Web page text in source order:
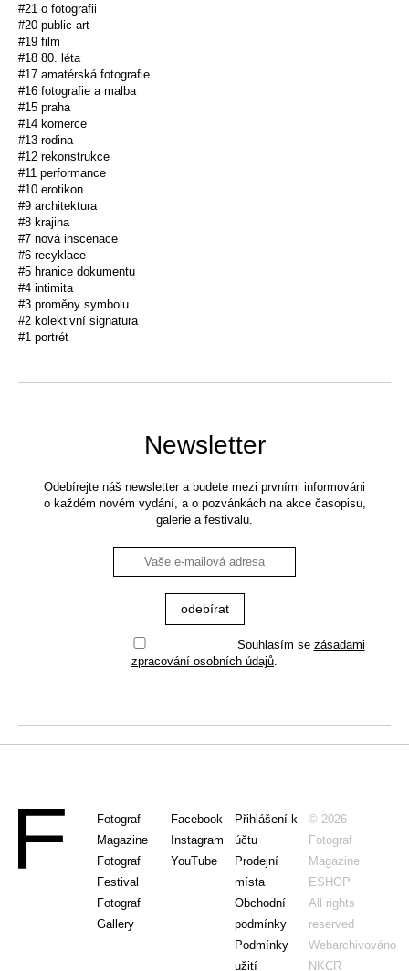
#21 o fotografii
#20 public art
#19 film
#18 80. léta
#17 amatérská fotografie
#16 fotografie a malba
#15 praha
#14 komerce
#13 rodina
#12 rekonstrukce
#11 performance
#10 erotikon
#9 architektura
#8 krajina
#7 nová inscenace
#6 recyklace
#5 hranice dokumentu
#4 intimita
#3 proměny symbolu
#2 kolektivní signatura
#1 portrét
Newsletter
Odebírejte náš newsletter a budete mezi prvními informováni
o každém novém vydání, a o pozvánkách na akce časopisu,
galerie a festivalu.
Souhlasím se zásadami
zpracování osobních údajů
Fotograf
Magazine
Fotograf
Festival
Fotograf
Gallery
Facebook
Instagram
YouTube
Přihlášení k
účtu
Prodejní
místa
Obchodní
podmínky
Podmínky
užití
© 2026
Fotograf
Magazine
ESHOP
All rights
reserved
Webarchivováno
NKCR